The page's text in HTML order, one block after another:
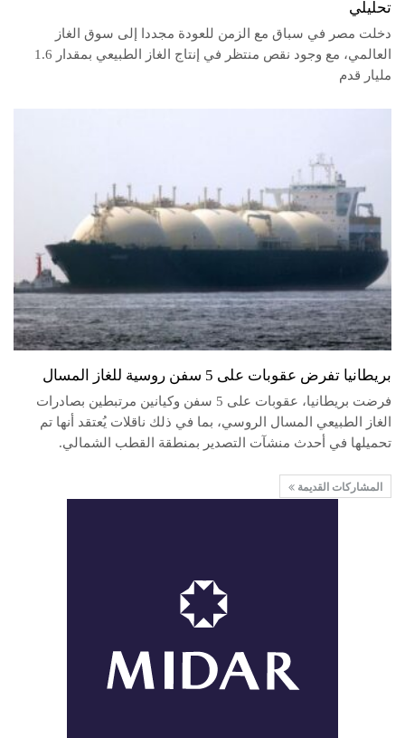
تحليلي
دخلت مصر في سباق مع الزمن للعودة مجددا إلى سوق الغاز
العالمي، مع وجود نقص منتظر في إنتاج الغاز الطبيعي بمقدار 1.6
مليار قدم
بريطانيا تفرض عقوبات على 5 سفن روسية للغاز المسال
فرضت بريطانيا، عقوبات على 5 سفن وكيانين مرتبطين بصادرات
الغاز الطبيعي المسال الروسي، بما في ذلك ناقلات يُعتقد أنها تم
تحميلها في أحدث منشآت التصدير بمنطقة القطب الشمالي.
المشاركات القديمة